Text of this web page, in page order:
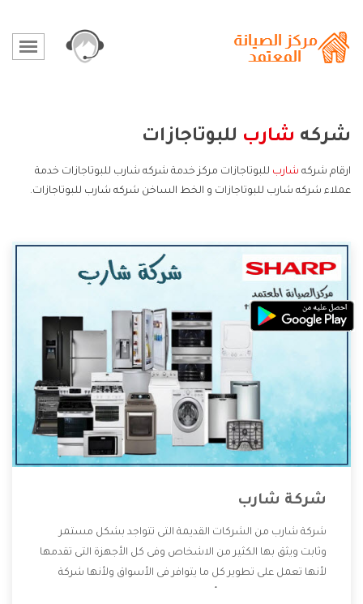
شركه شارب للبوتاجازات
ارقام شركه شارب للبوتاجازات مركز خدمة شركه شارب للبوتاجازات خدمة
عملاء شركه شارب للبوتاجازات و الخط الساخن شركه شارب للبوتاجازات.
شركة شارب
شركة شارب من الشركات القديمة التى تتواجد بشكل مستمر
وثابت ويثق بها الكثير من الاشخاص وفى كل الأجهزة التى تقدمها
لأنها تعمل على تطوير كل ما يتوافر فى الأسواق ولأنها شركة